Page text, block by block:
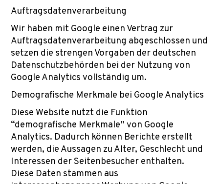
Auftragsdatenverarbeitung
Wir haben mit Google einen Vertrag zur
Auftragsdatenverarbeitung abgeschlossen und
setzen die strengen Vorgaben der deutschen
Datenschutzbehörden bei der Nutzung von
Google Analytics vollständig um.
Demografische Merkmale bei Google Analytics
Diese Website nutzt die Funktion
“demografische Merkmale” von Google
Analytics. Dadurch können Berichte erstellt
werden, die Aussagen zu Alter, Geschlecht und
Interessen der Seitenbesucher enthalten.
Diese Daten stammen aus